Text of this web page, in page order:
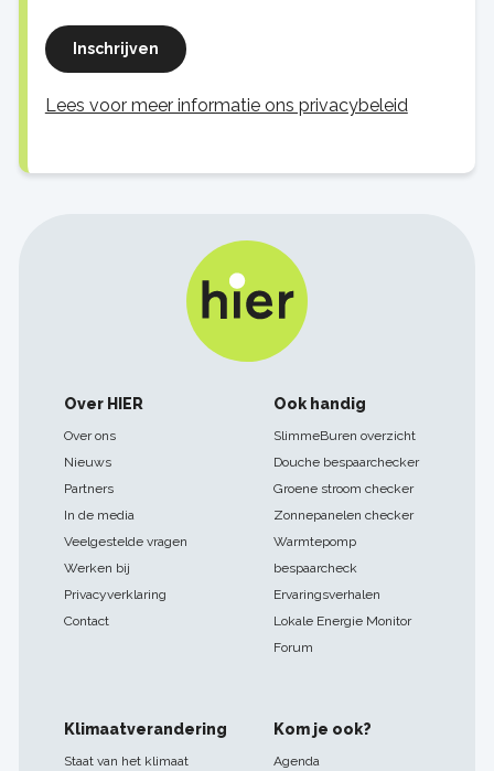
Inschrijven
Lees voor meer informatie ons privacybeleid
Footer
navigatie
Over HIER
Over ons
Nieuws
Partners
In de media
Veelgestelde vragen
Werken bij
Privacyverklaring
Contact
Ook handig
SlimmeBuren overzicht
Douche bespaarchecker
Groene stroom checker
Zonnepanelen checker
Warmtepomp
bespaarcheck
Ervaringsverhalen
Lokale Energie Monitor
Forum
Klimaatverandering
Staat van het klimaat
Kom je ook?
Agenda